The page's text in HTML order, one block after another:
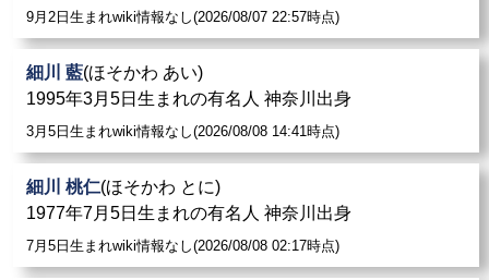
9月2日生まれwiki情報なし(2026/08/07 22:57時点)
細川 藍(ほそかわ あい)
1995年3月5日生まれの有名人 神奈川出身
3月5日生まれwiki情報なし(2026/08/08 14:41時点)
細川 桃仁(ほそかわ とに)
1977年7月5日生まれの有名人 神奈川出身
7月5日生まれwiki情報なし(2026/08/08 02:17時点)